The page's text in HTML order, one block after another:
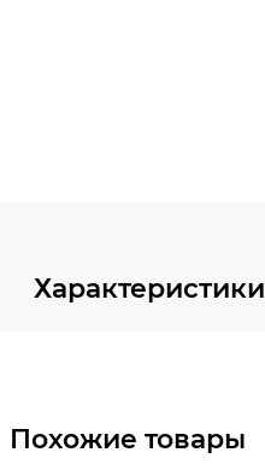
Характеристики
Похожие товары